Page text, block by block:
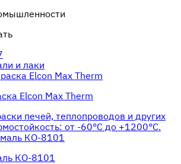
и лаки
Elcon Max Therm
печей, теплопроводов и других
от -60°С до +1200°С.
КО-8101